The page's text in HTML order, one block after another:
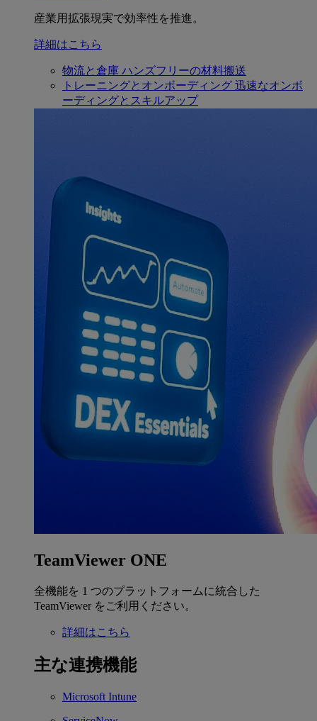
産業用拡張現実で効率性を推進。
詳細はこちら
物流と倉庫 ハンズフリーの材料搬送
トレーニングとオンボーディング 迅速なオンボ
ーディングとスキルアップ
TeamViewer ONE
全機能を 1 つのプラットフォームに統合した
TeamViewer をご利用ください。
詳細はこちら
主な連携機能
Microsoft Intune